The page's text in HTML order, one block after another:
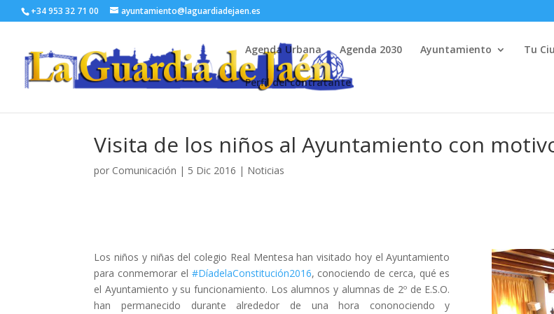
+34 953 32 71 00 ayuntamiento@laguardiadejaen.es
Agenda Urbana Agenda 2030 Ayuntamiento Tu
Perfil del contratante
Visita de los niños al Ayuntamiento con
por Comunicación | 5 Dic 2016 | Noticias
Los niños y niñas del colegio Real Mentesa han visitado hoy el Ayuntamiento
para conmemorar el #DíadelaConstitución2016, conociendo de cerca, qué es
el Ayuntamiento y su funcionamiento. Los alumnos y alumnas de 2º de E.S.O.
han permanecido durante alrededor de una hora cononociendo y